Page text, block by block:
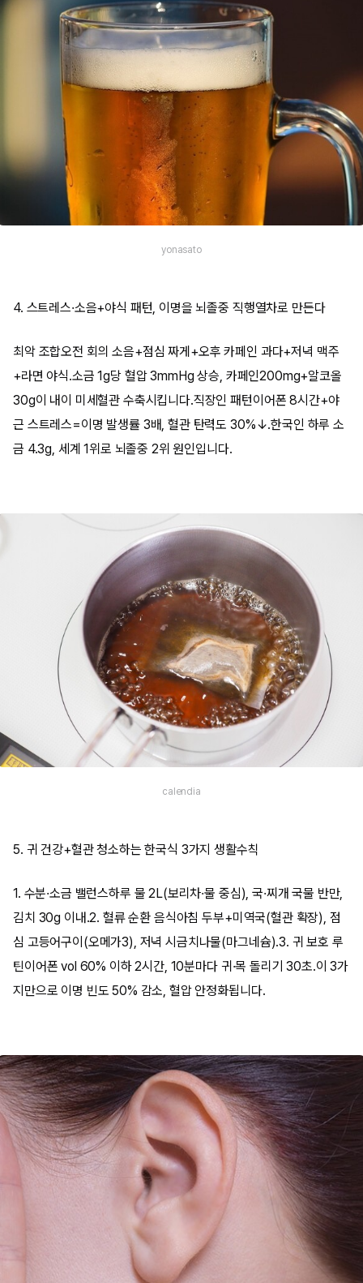
yonasato
4. 스트레스·소음+야식 패턴, 이명을 뇌졸중 직행열차로 만든다
최악 조합오전 회의 소음+점심 짜게+오후 카페인 과다+저녁 맥주
+라면 야식.소금 1g당 혈압 3mmHg 상승, 카페인200mg+알코올
30g이 내이 미세혈관 수축시킵니다.직장인 패턴이어폰 8시간+야
근 스트레스=이명 발생률 3배, 혈관 탄력도 30%↓.한국인 하루 소
금 4.3g, 세계 1위로 뇌졸중 2위 원인입니다.
calendia
5. 귀 건강+혈관 청소하는 한국식 3가지 생활수칙
1. 수분·소금 밸런스하루 물 2L(보리차·물 중심), 국·찌개 국물 반만,
김치 30g 이내.2. 혈류 순환 음식아침 두부+미역국(혈관 확장), 점
심 고등어구이(오메가3), 저녁 시금치나물(마그네슘).3. 귀 보호 루
틴이어폰 vol 60% 이하 2시간, 10분마다 귀·목 돌리기 30초.이 3가
지만으로 이명 빈도 50% 감소, 혈압 안정화됩니다.